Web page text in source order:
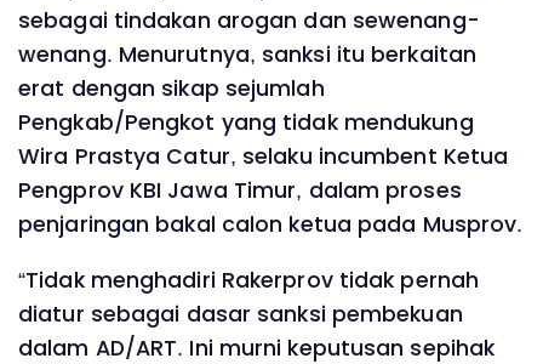
sebagai tindakan arogan dan sewenang-
wenang. Menurutnya, sanksi itu berkaitan
erat dengan sikap sejumlah
Pengkab/Pengkot yang tidak mendukung
Wira Prastya Catur, selaku incumbent Ketua
Pengprov KBI Jawa Timur, dalam proses
penjaringan bakal calon ketua pada Musprov.
“Tidak menghadiri Rakerprov tidak pernah
diatur sebagai dasar sanksi pembekuan
dalam AD/ART. Ini murni keputusan sepihak